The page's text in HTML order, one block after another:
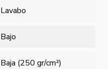
Lavabo
Bajo
Baja (250 gr/cm²)